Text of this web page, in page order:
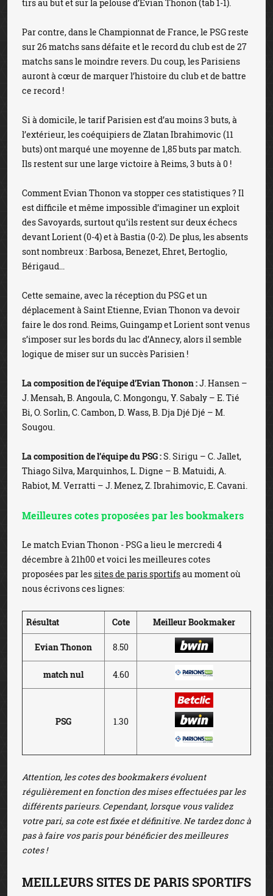
tirs au but et sur la pelouse d’Evian Thonon (tab 1-1).
Par contre, dans le Championnat de France, le PSG reste
sur 26 matchs sans défaite et le record du club est de 27
matchs sans le moindre revers. Du coup, les Parisiens
auront à cœur de marquer l’histoire du club et de battre
ce record !
Si à domicile, le tarif Parisien est d’au moins 3 buts, à
l’extérieur, les coéquipiers de Zlatan Ibrahimovic (11
buts) ont marqué une moyenne de 1,85 buts par match.
Ils restent sur une large victoire à Reims, 3 buts à 0 !
Comment Evian Thonon va stopper ces statistiques ? Il
est difficile et même impossible d’imaginer un exploit
des Savoyards, surtout qu’ils restent sur deux échecs
devant Lorient (0-4) et à Bastia (0-2). De plus, les absents
sont nombreux : Barbosa, Benezet, Ehret, Bertoglio,
Bérigaud...
Cette semaine, avec la réception du PSG et un
déplacement à Saint Etienne, Evian Thonon va devoir
faire le dos rond. Reims, Guingamp et Lorient sont venus
s’imposer sur les bords du lac d’Annecy, alors il semble
logique de miser sur un succès Parisien !
La composition de l’équiped’Evian Thonon :J. Hansen –
J. Mensah, B. Angoula, C. Mongongu, Y. Sabaly – E. Tié
Bi, O. Sorlin, C. Cambon, D. Wass, B. Dja Djé Djé – M.
Sougou.
La composition de l’équipe duPSG :S. Sirigu – C. Jallet,
Thiago Silva, Marquinhos, L. Digne – B. Matuidi, A.
Rabiot, M. Verratti – J. Menez, Z. Ibrahimovic, E. Cavani.
Meilleures cotes proposées par les bookmakers
Le match Evian Thonon - PSG a lieu le mercredi 4
décembre à 21h00 et voici les meilleures cotes
proposées par lessites de paris sportifsau moment où
nous écrivons ces lignes:
Résultat Cote Meilleur Bookmaker
Evian Thonon 8.50
match nul 4.60
PSG 1.30
Attention, les cotes des bookmakers évoluent
régulièrement en fonction des mises effectuées par les
différents parieurs. Cependant, lorsque vous validez
votre pari, sa cote est fixée et définitive. Ne tardez donc à
pas à faire vos paris pour bénéficier des meilleures
cotes !
MEILLEURS SITES DE PARIS SPORTIFS